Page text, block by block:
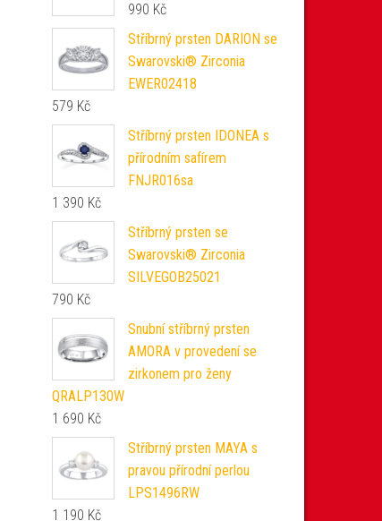
990 Kč
Stříbrný prsten DARION se
Swarovski® Zirconia
EWER02418
579 Kč
Stříbrný prsten IDONEA s
přírodním safírem
FNJR016sa
1 390 Kč
Stříbrný prsten se
Swarovski® Zirconia
SILVEGOB25021
790 Kč
Snubní stříbrný prsten
AMORA v provedení se
zirkonem pro ženy
QRALP130W
1 690 Kč
Stříbrný prsten MAYA s
pravou přírodní perlou
LPS1496RW
1 190 Kč